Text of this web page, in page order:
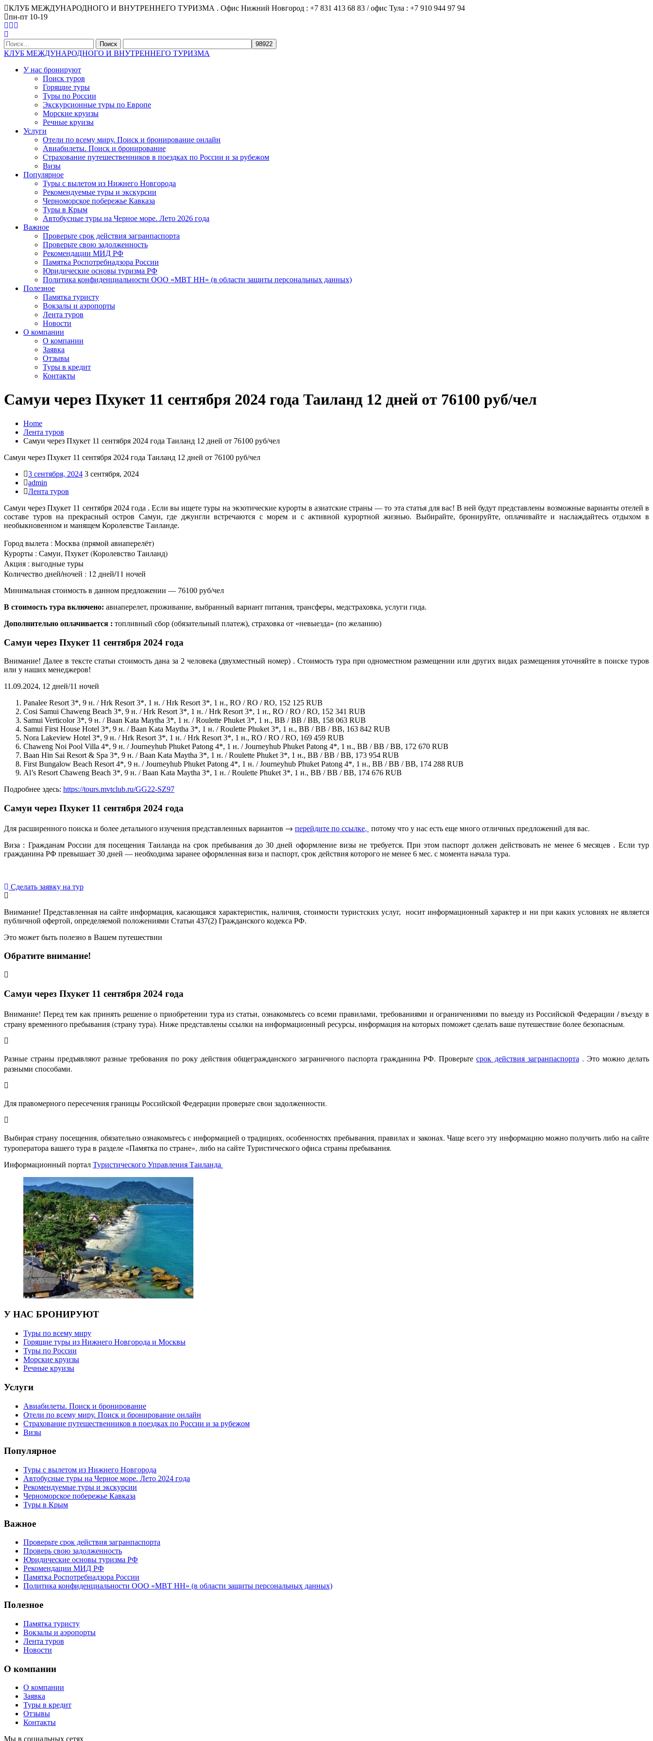
КЛУБ МЕЖДУНАРОДНОГО И ВНУТРЕННЕГО ТУРИЗМА . Офис Нижний Новгород : +7 831 413 68 83 / офис Тула : +7 910 944 97 94
пн-пт 10-19
Найти:
КЛУБ МЕЖДУНАРОДНОГО И ВНУТРЕННЕГО ТУРИЗМА
У нас бронируют
Поиск туров
Горящие туры
Туры по России
Экскурсионные туры по Европе
Морские круизы
Речные круизы
Услуги
Отели по всему миру. Поиск и бронирование онлайн
Авиабилеты. Поиск и бронирование
Страхование путешественников в поездках по России и за рубежом
Визы
Популярное
Туры с вылетом из Нижнего Новгорода
Рекомендуемые туры и экскурсии
Черноморское побережье Кавказа
Туры в Крым
Автобусные туры на Черное море. Лето 2026 года
Важное
Проверьте срок действия загранпаспорта
Проверьте свою задолженность
Рекомендации МИД РФ
Памятка Роспотребнадзора России
Юридические основы туризма РФ
Политика конфиденциальности ООО «МВТ НН» (в области защиты персональных данных)
Полезное
Памятка туристу
Вокзалы и аэропорты
Лента туров
Новости
О компании
О компании
Заявка
Отзывы
Туры в кредит
Контакты
Самуи через Пхукет 11 сентября 2024 года Таиланд 12 дней от 76100 руб/чел
Home
Лента туров
Самуи через Пхукет 11 сентября 2024 года Таиланд 12 дней от 76100 руб/чел
Самуи через Пхукет 11 сентября 2024 года Таиланд 12 дней от 76100 руб/чел
3 сентября, 2024 3 сентября, 2024
admin
Лента туров
Самуи через Пхукет 11 сентября 2024 года . Если вы ищете туры на экзотические курорты в азиатские страны — то эта статья для вас! В ней будут представлены возможные варианты отелей в
составе туров на прекрасный остров Самуи, где джунгли встречаются с морем и с активной курортной жизнью. Выбирайте, бронируйте, оплачивайте и наслаждайтесь отдыхом в
необыкновенном и манящем Королевстве Таиланде.
Город вылета : Москва (прямой авиаперелёт)
Курорты : Самуи, Пхукет (Королевство Таиланд)
Акция : выгодные туры
Количество дней/ночей : 12 дней/11 ночей
Минимальная стоимость в данном предложении — 76100 руб/чел
В стоимость тура включено: авиаперелет, проживание, выбранный вариант питания, трансферы, медстраховка, услуги гида.
Дополнительно оплачивается : топливный сбор (обязательный платеж), страховка от «невыезда» (по желанию)
Самуи через Пхукет 11 сентября 2024 года
Внимание! Далее в тексте статьи стоимость дана за 2 человека (двухместный номер) . Стоимость тура при одноместном размещении или других видах размещения уточняйте в поиске туров
или у наших менеджеров!
11.09.2024, 12 дней/11 ночей
Panalee Resort 3*, 9 н. / Hrk Resort 3*, 1 н. / Hrk Resort 3*, 1 н., RO / RO / RO, 152 125 RUB
Cosi Samui Chaweng Beach 3*, 9 н. / Hrk Resort 3*, 1 н. / Hrk Resort 3*, 1 н., RO / RO / RO, 152 341 RUB
Samui Verticolor 3*, 9 н. / Baan Kata Maytha 3*, 1 н. / Roulette Phuket 3*, 1 н., BB / BB / BB, 158 063 RUB
Samui First House Hotel 3*, 9 н. / Baan Kata Maytha 3*, 1 н. / Roulette Phuket 3*, 1 н., BB / BB / BB, 163 842 RUB
Nora Lakeview Hotel 3*, 9 н. / Hrk Resort 3*, 1 н. / Hrk Resort 3*, 1 н., RO / RO / RO, 169 459 RUB
Chaweng Noi Pool Villa 4*, 9 н. / Journeyhub Phuket Patong 4*, 1 н. / Journeyhub Phuket Patong 4*, 1 н., BB / BB / BB, 172 670 RUB
Baan Hin Sai Resort & Spa 3*, 9 н. / Baan Kata Maytha 3*, 1 н. / Roulette Phuket 3*, 1 н., BB / BB / BB, 173 954 RUB
First Bungalow Beach Resort 4*, 9 н. / Journeyhub Phuket Patong 4*, 1 н. / Journeyhub Phuket Patong 4*, 1 н., BB / BB / BB, 174 288 RUB
Al’s Resort Chaweng Beach 3*, 9 н. / Baan Kata Maytha 3*, 1 н. / Roulette Phuket 3*, 1 н., BB / BB / BB, 174 676 RUB
Подробнее здесь: https://tours.mvtclub.ru/GG22-SZ97
Самуи через Пхукет 11 сентября 2024 года
Для расширенного поиска и более детального изучения представленных вариантов → перейдите по ссылке, потому что у нас есть еще много отличных предложений для вас.
Виза : Гражданам России для посещения Таиланда на срок пребывания до 30 дней оформление визы не требуется. При этом паспорт должен действовать не менее 6 месяцев . Если тур
гражданина РФ превышает 30 дней — необходима заранее оформленная виза и паспорт, срок действия которого не менее 6 мес. с момента начала тура.
Сделать заявку на тур
Внимание! Представленная на сайте информация, касающаяся характеристик, наличия, стоимости туристских услуг, носит информационный характер и ни при каких условиях не является
публичной офертой, определяемой положениями Статьи 437(2) Гражданского кодекса РФ.
Это может быть полезно в Вашем путешествии
Обратите внимание!
Самуи через Пхукет 11 сентября 2024 года
Внимание! Перед тем как принять решение о приобретении тура из статьи, ознакомьтесь со всеми правилами, требованиями и ограничениями по выезду из Российской Федерации / въезду в
страну временного пребывания (страну тура). Ниже представлены ссылки на информационный ресурсы, информация на которых поможет сделать ваше путешествие более безопасным.
Разные страны предъявляют разные требования по року действия общегражданского заграничного паспорта гражданина РФ. Проверьтесрок действия загранпаспорта . Это можно делать
разными способами.
Для правомерного пересечения границы Российской Федерации проверьте свои задолженности.
Выбирая страну посещения, обязательно ознакомьтесь с информацией о традициях, особенностях пребывания, правилах и законах. Чаще всего эту информацию можно получить либо на сайте
туроператора вашего тура в разделе «Памятка по стране», либо на сайте Туристического офиса страны пребывания.
Информационный портал Туристического Управления Таиланда
У НАС БРОНИРУЮТ
Туры по всему миру
Горящие туры из Нижнего Новгорода и Москвы
Туры по России
Морские круизы
Речные круизы
Услуги
Авиабилеты. Поиск и бронирование
Отели по всему миру. Поиск и бронирование онлайн
Страхование путешественников в поездках по России и за рубежом
Визы
Популярное
Туры с вылетом из Нижнего Новгорода
Автобусные туры на Черное море. Лето 2024 года
Рекомендуемые туры и экскурсии
Черноморское побережье Кавказа
Туры в Крым
Важное
Проверьте срок действия загранпаспорта
Проверь свою задолженность
Юридические основы туризма РФ
Рекомендации МИД РФ
Памятка Роспотребнадзора России
Политика конфиденциальности ООО «МВТ НН» (в области защиты персональных данных)
Полезное
Памятка туристу
Вокзалы и аэропорты
Лента туров
Новости
О компании
О компании
Заявка
Туры в кредит
Отзывы
Контакты
Мы в социальных сетях